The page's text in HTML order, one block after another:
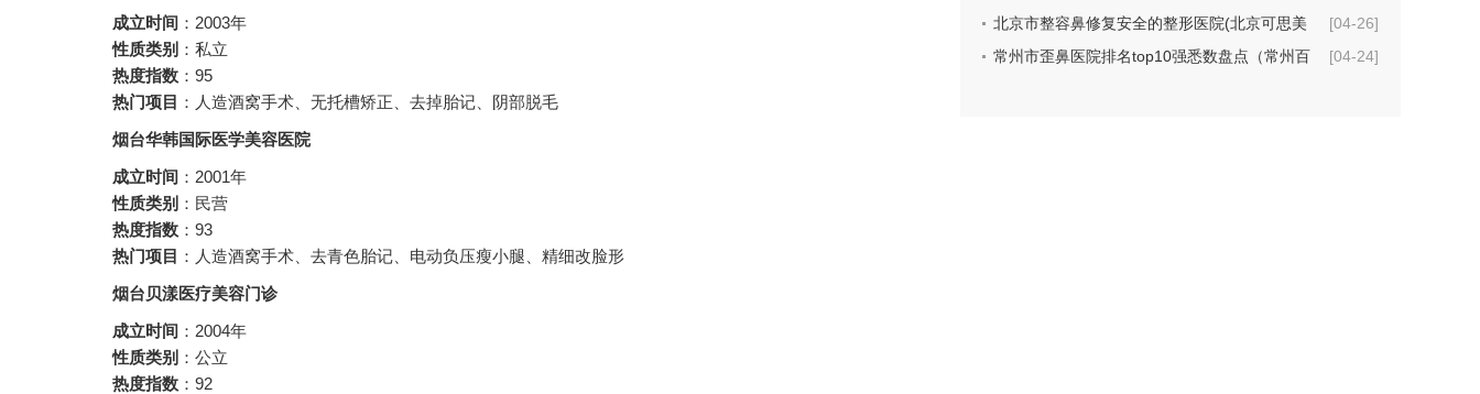
成立时间 ：2003年
性质类别 ：私立
热度指数 ：95
热门项目 ：人造酒窝手术、无托槽矫正、去掉胎记、阴部脱毛
烟台华韩国际医学美容医院
成立时间 ：2001年
性质类别 ：民营
热度指数 ：93
热门项目 ：人造酒窝手术、去青色胎记、电动负压瘦小腿、精细改脸形
烟台贝漾医疗美容门诊
成立时间 ：2004年
性质类别 ：公立
热度指数 ：92
丹东市隐适美牙口腔医院
[04-26]
北京市整容鼻修复安全的整形医院(北京可思美
医疗美容机构技术点评_附价格一览表)
[04-24]
常州市歪鼻医院排名top10强悉数盘点（常州百